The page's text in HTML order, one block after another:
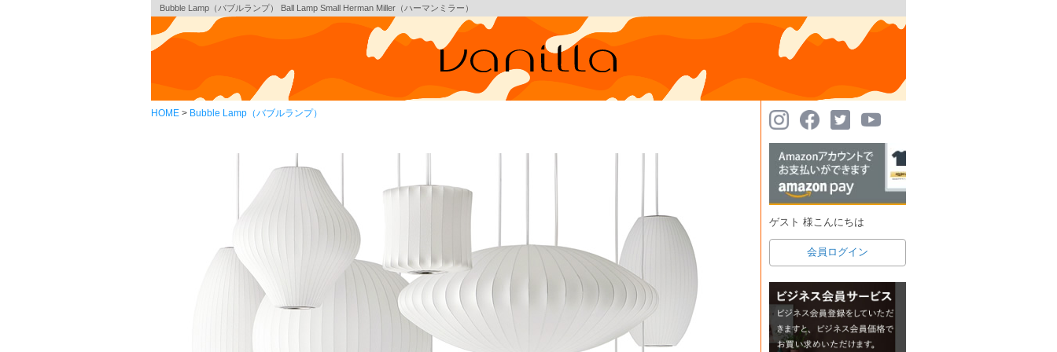
Bubble Lamp（バブルランプ） Ball Lamp Small Herman Miller（ハーマンミラー）
HOME Bubble Lamp（バブルランプ）
ゲスト 様こんにちは
会員ログイン